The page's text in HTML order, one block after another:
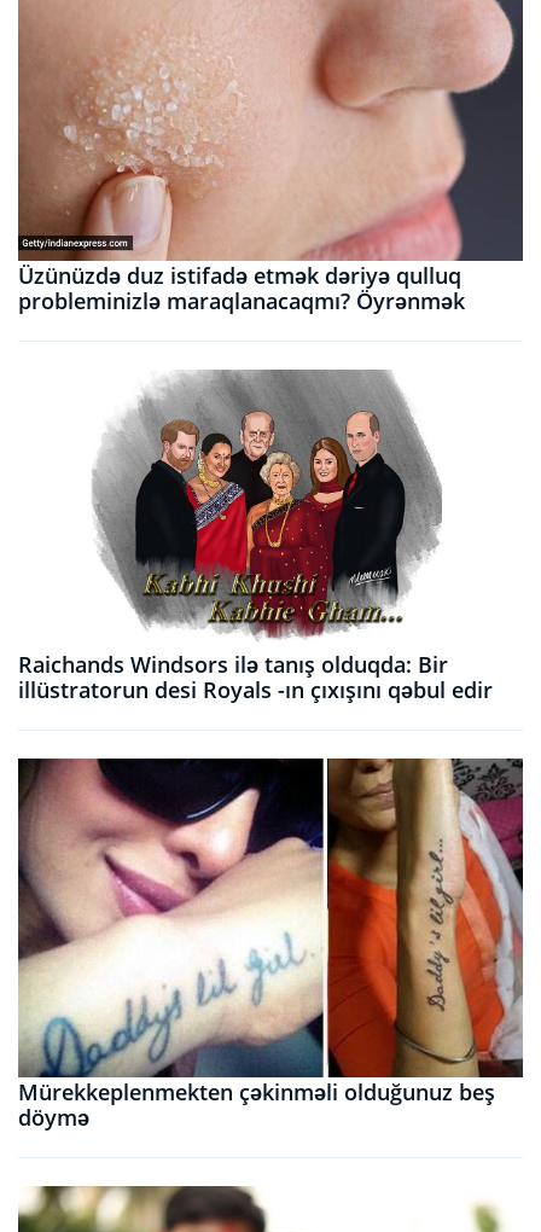
Üzünüzdə duz istifadə etmək dəriyə qulluq
probleminizlə maraqlanacaqmı? Öyrənmək
Raichands Windsors ilə tanış olduqda: Bir
illüstratorun desi Royals -ın çıxışını qəbul edir
Mürekkeplenmekten çəkinməli olduğunuz beş
döymə